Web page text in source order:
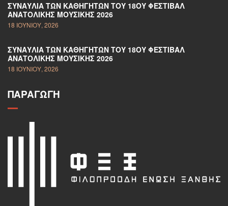
ΣΥΝΑΥΛΊΑ ΤΩΝ ΚΑΘΗΓΗΤΏΝ ΤΟΥ 18ΟΥ ΦΕΣΤΙΒΆΛ
ΑΝΑΤΟΛΙΚΉΣ ΜΟΥΣΙΚΉΣ 2026
18 ΙΟΥΝΊΟΥ, 2026
ΣΥΝΑΥΛΊΑ ΤΩΝ ΚΑΘΗΓΗΤΏΝ ΤΟΥ 18ΟΥ ΦΕΣΤΙΒΆΛ
ΑΝΑΤΟΛΙΚΉΣ ΜΟΥΣΙΚΉΣ 2026
18 ΙΟΥΝΊΟΥ, 2026
ΠΑΡΑΓΩΓΉ